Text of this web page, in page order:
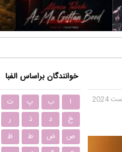
خوانندگان براساس الفبا
ا ب پ ت
خ
د ذ ر
ص
ض ط ظ